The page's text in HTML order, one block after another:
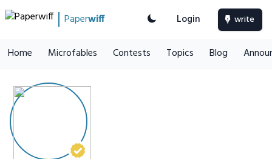
Paperwiff Login write
Home Microfables Contests Topics Blog